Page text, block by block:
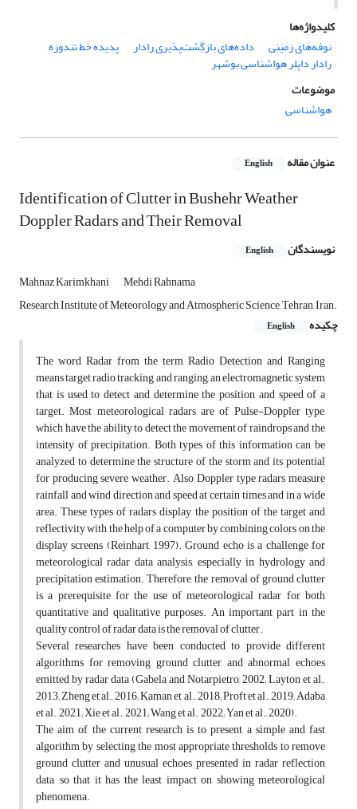
کلیدواژه‌ها
نوفه‌های زمینی
داده‌های بازگشت‌پذیری رادار پدیده خط تندوزه
رادار داپلر هواشناسی بوشهر
موضوعات
هواشناسی
عنوان مقاله English
Identification of Clutter in Bushehr Weather
Doppler Radars and Their Removal
نویسندگان English
Mahnaz Karimkhani
Mehdi Rahnama
Research Institute of Meteorology and Atmospheric Science, Tehran, Iran.
چکیده
English
The word Radar from the term Radio Detection and Ranging
means target radio tracking and ranging, an electromagnetic system
that is used to detect and determine the position and speed of a
target. Most meteorological radars are of Pulse-Doppler type,
which have the ability to detect the movement of raindrops and the
intensity of precipitation. Both types of this information can be
analyzed to determine the structure of the storm and its potential
for producing severe weather. Also, Doppler type radars measure
rainfall and wind direction and speed at certain times and in a wide
area. These types of radars display the position of the target and
reflectivity with the help of a computer by combining colors on the
display screens (Reinhart, 1997). Ground echo is a challenge for
meteorological radar data analysis, especially in hydrology and
precipitation estimation. Therefore, the removal of ground clutter
is a prerequisite for the use of meteorological radar for both
quantitative and qualitative purposes. An important part in the
quality control of radar data is the removal of clutter.
Several researches have been conducted to provide different
algorithms for removing ground clutter and abnormal echoes
emitted by radar data (Gabela and Notarpietro, 2002; Layton et al.,
2013; Zheng et al., 2016; Kaman et al., 2018; Proft et al., 2019; Adaba
et al., 2021; Xie et al., 2021; Wang et al., 2022; Yan et al., 2020).
The aim of the current research is to present a simple and fast
algorithm by selecting the most appropriate thresholds to remove
ground clutter and unusual echoes presented in radar reflection
data, so that it has the least impact on showing meteorological
phenomena.